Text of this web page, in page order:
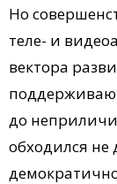
Но
теле- и
вектора
до
обходился